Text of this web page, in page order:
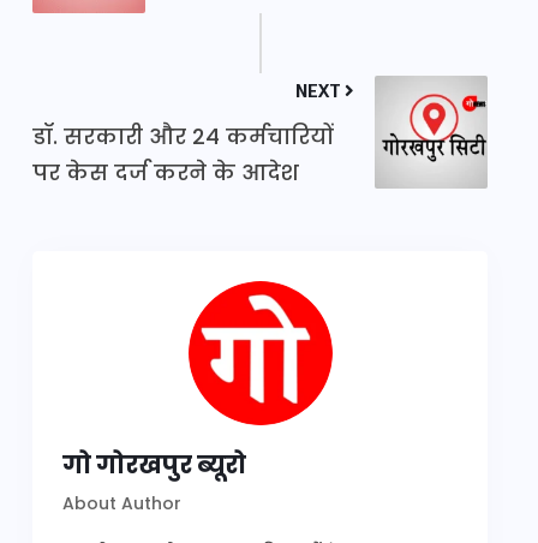
NEXT
डॉ. सरकारी और 24 कर्मचारियों
पर केस दर्ज करने के आदेश
गो गोरखपुर ब्यूरो
About Author